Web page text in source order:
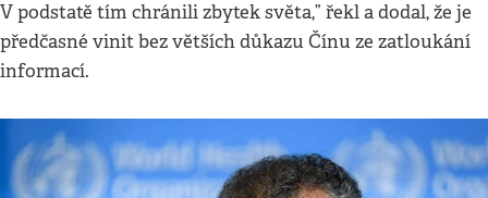
V podstatě tím chránili zbytek světa,” řekl a dodal, že je
předčasné vinit bez větších důkazu Čínu ze zatloukání
informací.